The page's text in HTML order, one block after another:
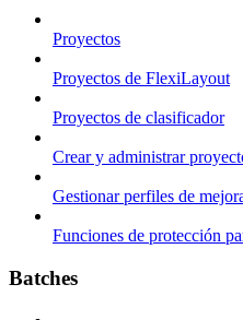
Proyectos
Proyectos de FlexiLayout
Proyectos de clasificador
Crear y administrar
Gestionar perfiles de
Funciones de protección
Batches